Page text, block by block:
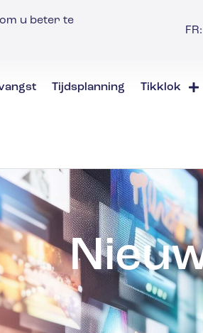
u beter te
Tijdsplanning Tikklok